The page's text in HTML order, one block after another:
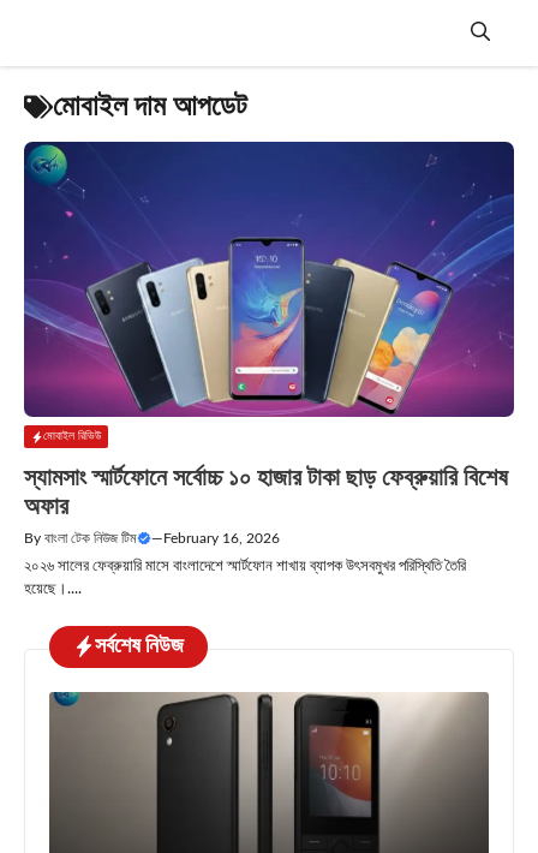
Menu
মোবাইল দাম আপডেট
মোবাইল রিভিউ
স্যামসাং স্মার্টফোনে সর্বোচ্চ ১০ হাজার টাকা ছাড় ফেব্রুয়ারি বিশেষ
অফার
By বাংলা টেক নিউজ টিম —February 16, 2026
২০২৬ সালের ফেব্রুয়ারি মাসে বাংলাদেশে স্মার্টফোন শাখায় ব্যাপক উৎসবমুখর পরিস্থিতি তৈরি
হয়েছে।....
সর্বশেষ নিউজ